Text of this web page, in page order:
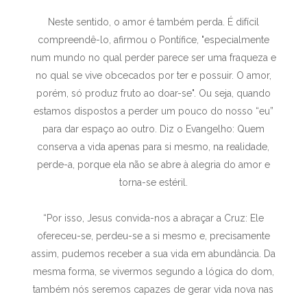
Neste sentido, o amor é também perda. É difícil
compreendê-lo, afirmou o Pontífice, "especialmente
num mundo no qual perder parece ser uma fraqueza e
no qual se vive obcecados por ter e possuir. O amor,
porém, só produz fruto ao doar-se". Ou seja, quando
estamos dispostos a perder um pouco do nosso “eu”
para dar espaço ao outro. Diz o Evangelho: Quem
conserva a vida apenas para si mesmo, na realidade,
perde-a, porque ela não se abre à alegria do amor e
torna-se estéril.
“Por isso, Jesus convida-nos a abraçar a Cruz: Ele
ofereceu-se, perdeu-se a si mesmo e, precisamente
assim, pudemos receber a sua vida em abundância. Da
mesma forma, se vivermos segundo a lógica do dom,
também nós seremos capazes de gerar vida nova nas